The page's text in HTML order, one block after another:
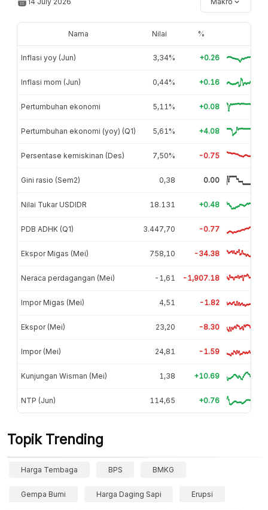
Nama Nilai %
Inflasi yoy (Jun) 3,34% +0.26
Inflasi mom (Jun) 0,44% +0.16
Pertumbuhan ekonomi 5,11% +0.08
Pertumbuhan ekonomi (yoy) (Q1) 5,61% +4.08
Persentase kemiskinan (Des) 7,50% -0.75
Gini rasio (Sem2) 0,38 0.00
Nilai Tukar USDIDR 18.131 +0.48
PDB ADHK (Q1) 3.447,70 -0.77
Ekspor Migas (Mei) 758,10 -34.38
Neraca perdagangan (Mei) -1,61 -1,907.18
Impor Migas (Mei) 4,51 -1.82
Ekspor (Mei) 23,20 -8.30
Impor (Mei) 24,81 -1.59
Kunjungan Wisman (Mei) 1,38 +10.69
NTP (Jun) 114,65 +0.76
Topik Trending
Harga Tembaga BPS BMKG
Gempa Bumi Harga Daging Sapi Erupsi